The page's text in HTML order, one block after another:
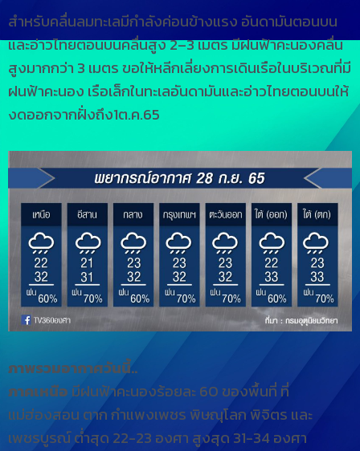
สำหรับคลื่นลมทะเลมีกำลังค่อนข้างแรง อันดามันตอนบน
และอ่าวไทยตอนบนคลื่นสูง 2–3 เมตร มีฝนฟ้าคะนองคลื่น
สูงมากกว่า 3 เมตร ขอให้หลีกเลี่ยงการเดินเรือในบริเวณที่มี
ฝนฟ้าคะนอง เรือเล็กในทะเลอันดามันและอ่าวไทยตอนบนให้
งดออกจากฝั่งถึง1ต.ค.65
ภาพรวมอากาศวันนี้..
ภาคเหนือ มีฝนฟ้าคะนองร้อยละ 60 ของพื้นที่ ที่
แม่ฮ่องสอน ตาก กำแพงเพชร พิษณุโลก พิจิตร และ
เพชรบูรณ์ ต่ำสุด 22-23 องศา สูงสุด 31-34 องศา